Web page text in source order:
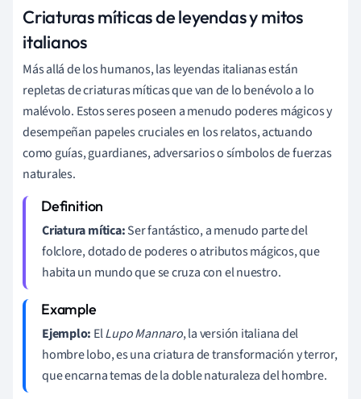
Criaturas míticas de leyendas y mitos
italianos
Más allá de los humanos, las leyendas italianas están
repletas de criaturas míticas que van de lo benévolo a lo
malévolo. Estos seres poseen a menudo poderes mágicos y
desempeñan papeles cruciales en los relatos, actuando
como guías, guardianes, adversarios o símbolos de fuerzas
naturales.
Criatura mítica:Ser fantástico, a menudo parte del
folclore, dotado de poderes o atributos mágicos, que
habita un mundo que se cruza con el nuestro.
Ejemplo: ElLupo Mannaro, la versión italiana del
hombre lobo, es una criatura de transformación y terror,
que encarna temas de la doble naturaleza del hombre.